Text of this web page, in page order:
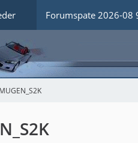
Forumspate 2026-08
MUGEN_S2K